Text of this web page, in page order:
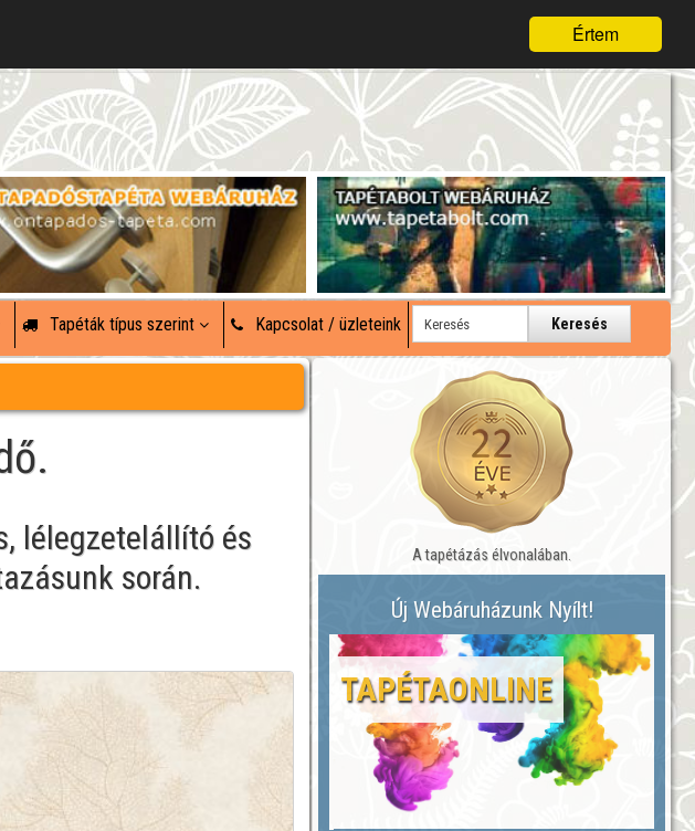
Értem
Tapéták típus szerint Kapcsolat / üzleteink Keresés
lélegzetelállító és
során.
A tapétázás élvonalában.
Új Webáruházunk Nyílt!
TAPÉTAONLINE